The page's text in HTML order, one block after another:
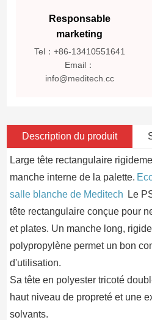
Responsable
marketing
Tel：+86-13410551641
Email：
info@meditech.cc
Description du produit
Large tête rectangulaire
manche interne de la palette.
salle blanche de Meditech
Le
tête rectangulaire conçue pour
et plates. Un manche long,
polypropylène permet un bon
d'utilisation.
Sa tête en polyester tricoté
haut niveau de propreté et une
solvants.